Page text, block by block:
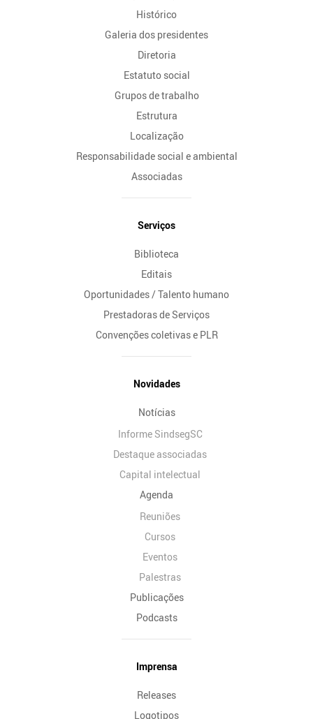
Histórico
Galeria dos presidentes
Diretoria
Estatuto social
Grupos de trabalho
Estrutura
Localização
Responsabilidade social e ambiental
Associadas
Serviços
Biblioteca
Editais
Oportunidades / Talento humano
Prestadoras de Serviços
Convenções coletivas e PLR
Novidades
Notícias
Informe SindsegSC
Destaque associadas
Capital intelectual
Agenda
Reuniões
Cursos
Eventos
Palestras
Publicações
Podcasts
Imprensa
Releases
Logotipos